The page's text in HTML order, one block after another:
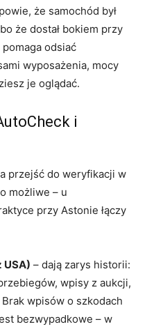
że samochód był
że dostał bokiem przy
odsiać
wyposażenia, mocy
je oglądać.
i
przejść do weryfikacji w
możliwe – u
przy Astonie łączy
USA) – dają zarys historii:
wpisy z aukcji,
Brak wpisów o szkodach
bezwypadkowe – w